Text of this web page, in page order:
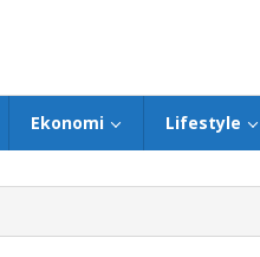
Ekonomi Lifestyle